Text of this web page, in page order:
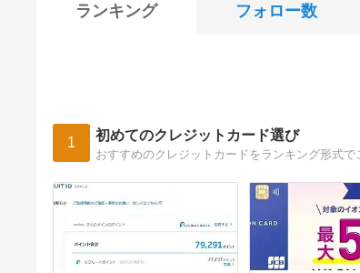
ランキング フォロー数
1 初めてのクレジットカード選び